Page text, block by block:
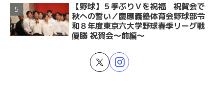
【野球】５季ぶりＶを祝福 祝賀会で
秋への誓い／慶應義塾体育会野球部令
和８年度東京六大学野球春季リーグ戦
優勝 祝賀会～前編～